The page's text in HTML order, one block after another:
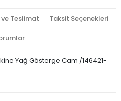
Teslimat Taksit Seçenekleri
Yağ Gösterge Cam /146421-